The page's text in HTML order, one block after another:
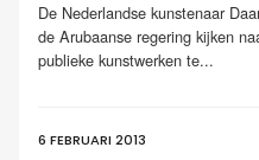
De Nederlandse kunstenaar
de Arubaanse regering kijken
publieke kunstwerken te...
6 FEBRUARI 2013